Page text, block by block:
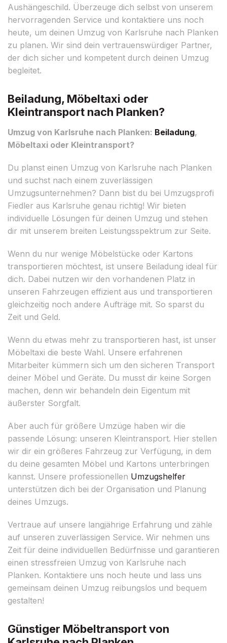
Aushängeschild. Überzeuge dich selbst von unserem
hervorragenden Service und kontaktiere uns noch
heute, um deinen Umzug von Karlsruhe nach Planken
zu planen. Wir sind dein vertrauenswürdiger Partner,
der dich sicher und kompetent durch deinen Umzug
begleitet.
Beiladung, Möbeltaxi oder
Kleintransport nach Planken?
Umzug von Karlsruhe nach Planken: Beiladung,
Möbeltaxi oder Kleintransport?
Du planst einen Umzug von Karlsruhe nach Planken
und suchst nach einem zuverlässigen
Umzugsunternehmen? Dann bist du bei Umzugsprofi
Fiedler aus Karlsruhe genau richtig! Wir bieten
individuelle Lösungen für deinen Umzug und stehen
dir mit unserem breiten Leistungsspektrum zur Seite.
Wenn du nur wenige Möbelstücke oder Kartons
transportieren möchtest, ist unsere Beiladung ideal für
dich. Dabei nutzen wir den vorhandenen Platz in
unseren Fahrzeugen effizient aus und transportieren
gleichzeitig noch andere Aufträge mit. So sparst du
Zeit und Geld.
Wenn du etwas mehr zu transportieren hast, ist unser
Möbeltaxi die beste Wahl. Unsere erfahrenen
Mitarbeiter kümmern sich um den sicheren Transport
deiner Möbel und Geräte. Du musst dir keine Sorgen
machen, denn wir behandeln dein Eigentum mit
äußerster Sorgfalt.
Aber auch für größere Umzüge haben wir die
passende Lösung: unseren Kleintransport. Hier stellen
wir dir ein größeres Fahrzeug zur Verfügung, in dem
du deine gesamten Möbel und Kartons unterbringen
kannst. Unsere professionellen Umzugshelfer
unterstützen dich bei der Organisation und Planung
deines Umzugs.
Vertraue auf unsere langjährige Erfahrung und zähle
auf unseren zuverlässigen Service. Wir nehmen uns
Zeit für deine individuellen Bedürfnisse und garantieren
einen stressfreien Umzug von Karlsruhe nach
Planken. Kontaktiere uns noch heute und lass uns
gemeinsam deinen Umzug reibungslos und bequem
gestalten!
Günstiger Möbeltransport von